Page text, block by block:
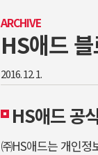
ARCHIVE
HS애드
2016. 12. 1.
HS애드 공
㈜HS애드는 개인정